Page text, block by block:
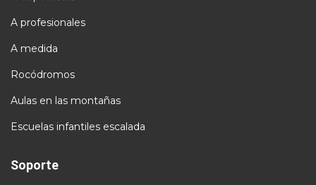
A profesionales
A medida
Rocódromos
Aulas en las montañas
Escuelas infantiles escalada
Soporte